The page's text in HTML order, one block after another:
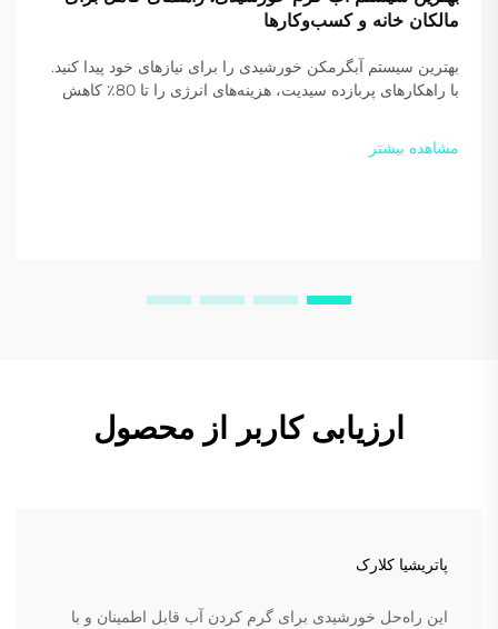
مالکان خانه و کسب‌وکارها
بهترین سیستم آبگرمکن خورشیدی را برای نیازهای خود پیدا کنید.
با راهکارهای پربازده سیدیت، هزینه‌های انرژی را تا 80٪ کاهش
کنید.
مشاهده بیشتر
ارزیابی کاربر از محصول
پاتریشیا کلارک
این راه‌حل خورشیدی برای گرم کردن آب قابل اطمینان و با